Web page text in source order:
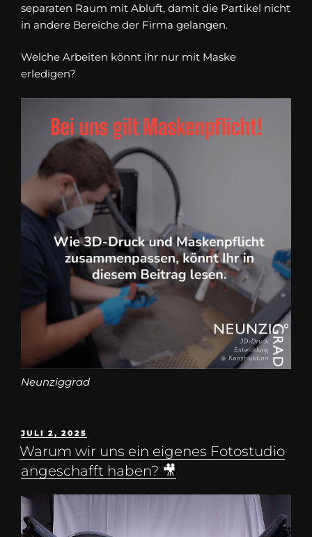
separaten Raum mit Abluft, damit die Partikel nicht
in andere Bereiche der Firma gelangen.
Welche Arbeiten könnt ihr nur mit Maske
erledigen?
Neunziggrad
JULI 2, 2025
Warum wir uns ein eigenes Fotostudio
angeschafft haben? 🎥